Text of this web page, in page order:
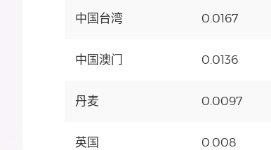
中国台湾 0.0167
中国澳门 0.0136
丹麦 0.0097
英国 0.008